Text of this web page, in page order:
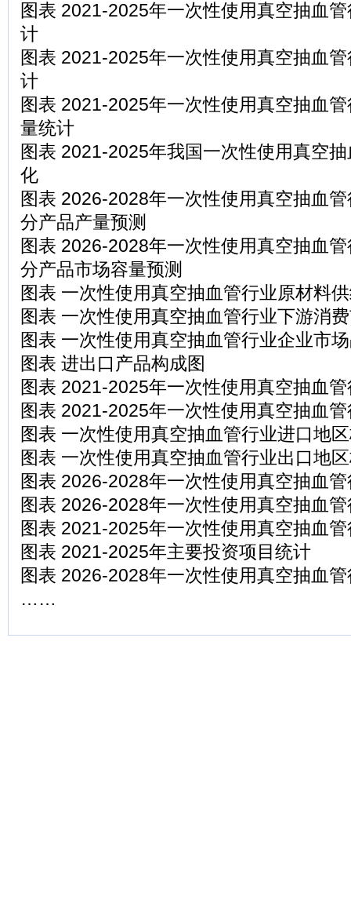
图表 2021-2025年一次性使用真空抽血
计
图表 2021-2025年一次性使用真空抽血
计
图表 2021-2025年一次性使用真空抽血
量统计
图表 2021-2025年我国一次性使用真空
化
图表 2026-2028年一次性使用真空抽血
分产品产量预测
图表 2026-2028年一次性使用真空抽血
分产品市场容量预测
图表 一次性使用真空抽血管行业原材料
图表 一次性使用真空抽血管行业下游消
图表 一次性使用真空抽血管行业企业市
图表 进出口产品构成图
图表 2021-2025年一次性使用真空抽血
图表 2021-2025年一次性使用真空抽血
图表 一次性使用真空抽血管行业进口地
图表 一次性使用真空抽血管行业出口地
图表 2026-2028年一次性使用真空抽血
图表 2026-2028年一次性使用真空抽血
图表 2021-2025年一次性使用真空抽血
图表 2021-2025年主要投资项目统计
图表 2026-2028年一次性使用真空抽血
……